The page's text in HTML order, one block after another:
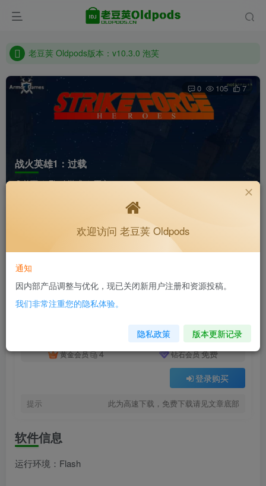
老豆荚 Oldpods版本：v10.3.0 泡芙
老豆荚 Oldpods版本：v10.3.0 泡芙
战火英雄1：过载
首页 Flash游戏 正文
0 105 7
6个月前更新
战火英雄1：过载
此内容为付费资源，请付费后查看
8积分
黄金会员 4 钻石会员免费
登录购买
提示 此为高速下载，免费下载请见文章底部
付费资源
软件信息
运行环境：Flash
欢迎访问 老豆荚 Oldpods
通知
因内部产品调整与优化，现已关闭新用户注册和资源投稿。
我们非常注重您的隐私体验。
隐私政策 版本更新记录